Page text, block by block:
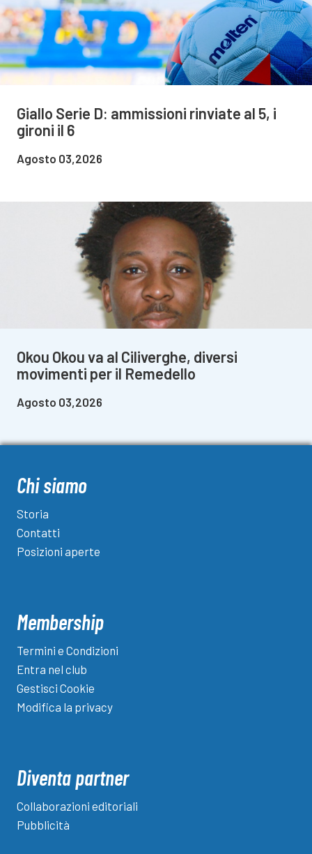
Giallo Serie D: ammissioni rinviate al 5, i
gironi il 6
Agosto 03,2026
Okou Okou va al Ciliverghe, diversi
movimenti per il Remedello
Agosto 03,2026
Chi siamo
Storia
Contatti
Posizioni aperte
Membership
Termini e Condizioni
Entra nel club
Gestisci Cookie
Modifica la privacy
Diventa partner
Collaborazioni editoriali
Pubblicità